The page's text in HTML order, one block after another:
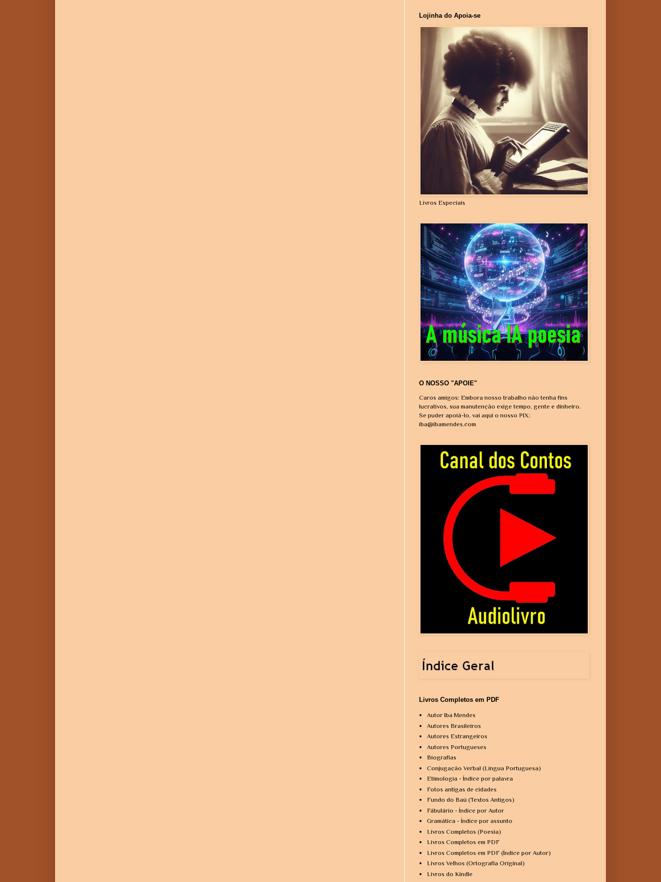
Lojinha do Apoia-se
Livros Especiais
O NOSSO "APOIE"
Caros amigos: Embora nosso trabalho não tenha fins
lucrativos, sua manutenção exige tempo, gente e dinheiro.
Se puder apoiá-lo, vai aqui o nosso PIX:
iba@ibamendes.com
Livros Completos em PDF
Autor Iba Mendes
Autores Brasileiros
Autores Estrangeiros
Autores Portugueses
Biografias
Conjugação Verbal (Língua Portuguesa)
Etimologia - Índice por palavra
Fotos antigas de cidades
Fundo do Baú (Textos Antigos)
Fábulário - Índice por Autor
Gramática - Índice por assunto
Livros Completos (Poesia)
Livros Completos em PDF
Livros Completos em PDF (Índice por Autor)
Livros Velhos (Ortografia Original)
Livros do Kindle